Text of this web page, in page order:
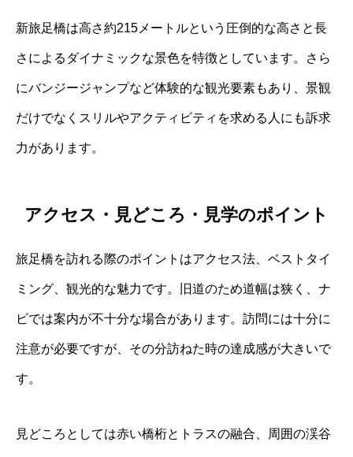
新旅足橋は高さ約215メートルという圧倒的な高さと長
さによるダイナミックな景色を特徴としています。さら
にバンジージャンプなど体験的な観光要素もあり、景観
だけでなくスリルやアクティビティを求める人にも訴求
力があります。
アクセス・見どころ・見学のポイント
旅足橋を訪れる際のポイントはアクセス法、ベストタイ
ミング、観光的な魅力です。旧道のため道幅は狭く、ナ
ビでは案内が不十分な場合があります。訪問には十分に
注意が必要ですが、その分訪ねた時の達成感が大きいで
す。
見どころとしては赤い橋桁とトラスの融合、周囲の渓谷